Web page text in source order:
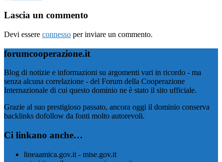
Lascia un commento
Devi essere connesso per inviare un commento.
forumcooperazione.it
Blog di notizie e informazioni su argomenti vari in ricordo - ma
senza alcuna correlazione - del Forum della Cooperazione
Internazionale di cui questo dominio ne è stato il sito ufficiale.
Grazie al suo prestigioso passato, ancora oggi il dominio conserva
backlinks dofollow da fonti molto autorevoli.
Ci linkano anche…
lineaamica.gov.it - mise.gov.it